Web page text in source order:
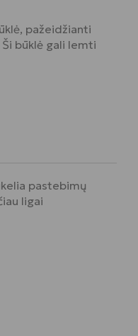
pažeidžianti
būklė gali lemti
pastebimų
ligai